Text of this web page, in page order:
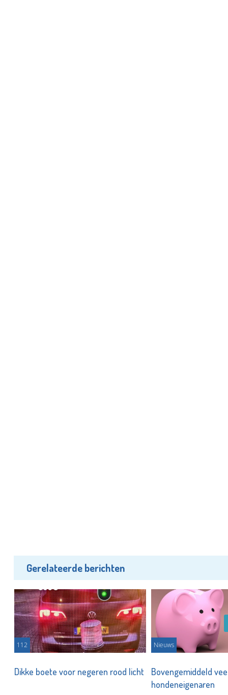
Gerelateerde berichten
112
Dikke boete voor negeren rood licht
Nieuws
Bovengemiddeld
hondeneigenaren